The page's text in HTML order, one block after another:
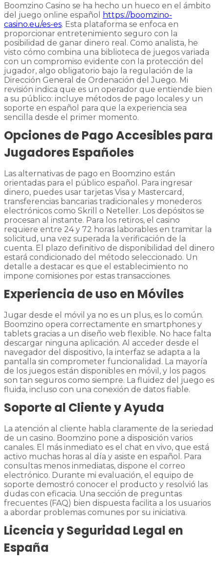
Boomzino Casino se ha hecho un hueco en el ámbito
del juego online español
https://boomzino-
casino.eu/es-es. Esta plataforma se enfoca en
proporcionar entretenimiento seguro con la
posibilidad de ganar dinero real. Como analista, he
visto cómo combina una biblioteca de juegos variada
con un compromiso evidente con la protección del
jugador, algo obligatorio bajo la regulación de la
Dirección General de Ordenación del Juego. Mi
revisión indica que es un operador que entiende bien
a su público: incluye métodos de pago locales y un
soporte en español para que la experiencia sea
sencilla desde el primer momento.
Opciones de Pago Accesibles para
Jugadores Españoles
Las alternativas de pago en Boomzino están
orientadas para el público español. Para ingresar
dinero, puedes usar tarjetas Visa y Mastercard,
transferencias bancarias tradicionales y monederos
electrónicos como Skrill o Neteller. Los depósitos se
procesan al instante. Para los retiros, el casino
requiere entre 24 y 72 horas laborables en tramitar la
solicitud, una vez superada la verificación de la
cuenta. El plazo definitivo de disponibilidad del dinero
estará condicionado del método seleccionado. Un
detalle a destacar es que el establecimiento no
impone comisiones por estas transacciones.
Experiencia de uso en Móviles
Jugar desde el móvil ya no es un plus, es lo común.
Boomzino opera correctamente en smartphones y
tablets gracias a un diseño web flexible. No hace falta
descargar ninguna aplicación. Al acceder desde el
navegador del dispositivo, la interfaz se adapta a la
pantalla sin comprometer funcionalidad. La mayoría
de los juegos están disponibles en móvil, y los pagos
son tan seguros como siempre. La fluidez del juego es
fluida, incluso con una conexión de datos fiable.
Soporte al Cliente y Ayuda
La atención al cliente habla claramente de la seriedad
de un casino. Boomzino pone a disposición varios
canales. El más inmediato es el chat en vivo, que está
activo muchas horas al día y asiste en español. Para
consultas menos inmediatas, dispone el correo
electrónico. Durante mi evaluación, el equipo de
soporte demostró conocer el producto y resolvió las
dudas con eficacia. Una sección de preguntas
frecuentes (FAQ) bien dispuesta facilita a los usuarios
a abordar problemas comunes por su iniciativa.
Licencia y Seguridad Legal en
España